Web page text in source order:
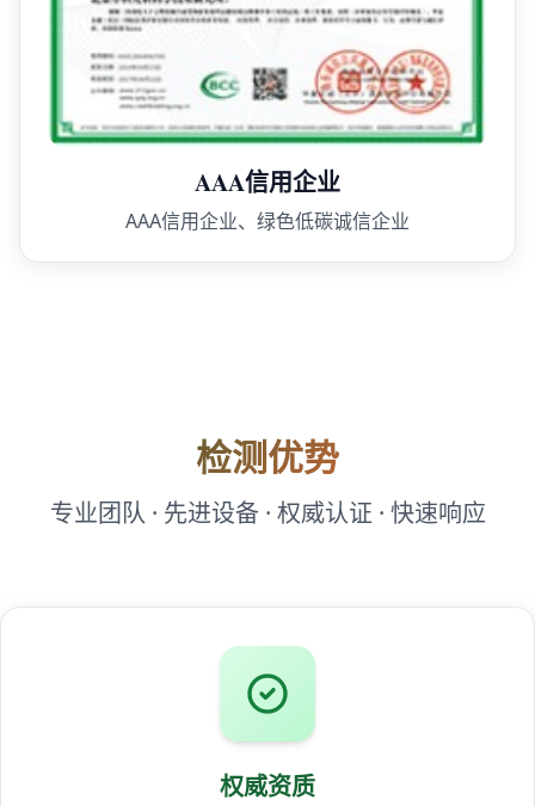
AAA信用企业
AAA信用企业、绿色低碳诚信企业
检测优势
专业团队 · 先进设备 · 权威认证 · 快速响应
权威资质